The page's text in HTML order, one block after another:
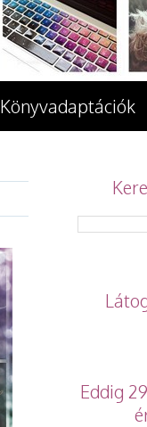
Könyvadaptációk
Eddig